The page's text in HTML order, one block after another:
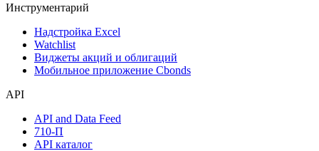
Инструментарий
Надстройка Excel
Watchlist
Виджеты акций и облигаций
Мобильное приложение Cbonds
API
API and Data Feed
710-П
API каталог